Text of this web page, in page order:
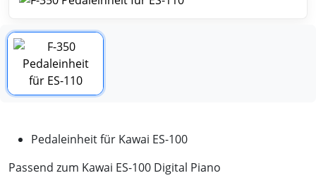
Pedaleinheit für Kawai ES-100
Passend zum Kawai ES-100 Digital Piano